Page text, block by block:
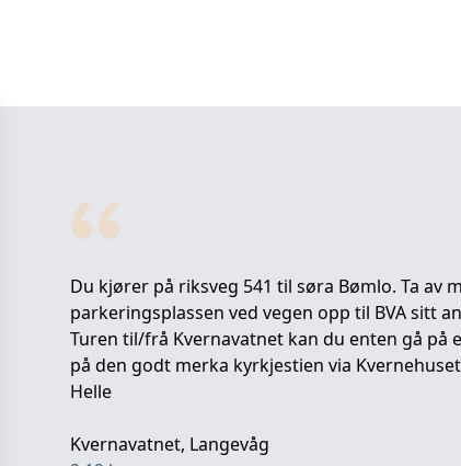
Du kjører på riksveg 541 til søra Bømlo. Ta av
parkeringsplassen ved vegen opp til BVA sitt
Turen til/frå Kvernavatnet kan du enten gå på
på den godt merka kyrkjestien via
Helle
Kvernavatnet, Langevåg